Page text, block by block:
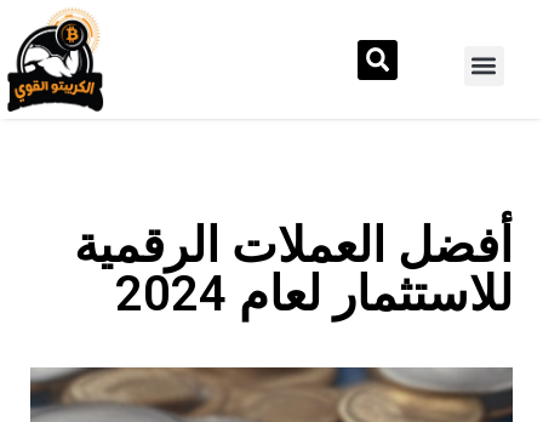
أفضل العملات الرقمية
للاستثمار لعام 2024